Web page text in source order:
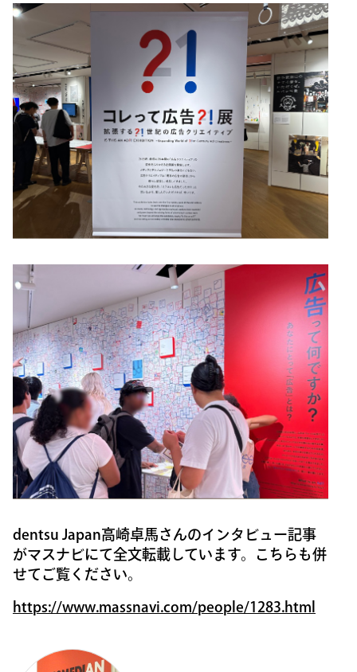
dentsu Japan高崎卓馬さんのインタビュー記事
がマスナビにて全文転載しています。こちらも併
せてご覧ください。
https://www.massnavi.com/people/1283.html